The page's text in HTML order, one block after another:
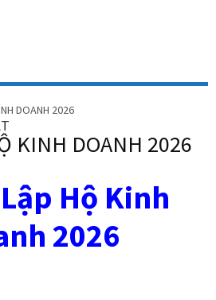
DOANH 2026
KINH DOANH 2026
Hộ Kinh
2026